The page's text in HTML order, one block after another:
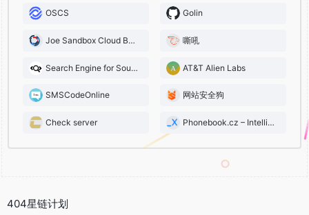
OSCS Golin
Joe Sandbox Cloud Basic 嘶吼
Search Engine for Source Code AT&T Alien Labs
SMSCodeOnline 网站安全狗
Check server Phonebook.cz – Intelligence X
404星链计划